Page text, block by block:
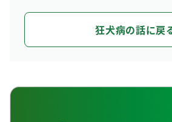
狂犬病の話に戻